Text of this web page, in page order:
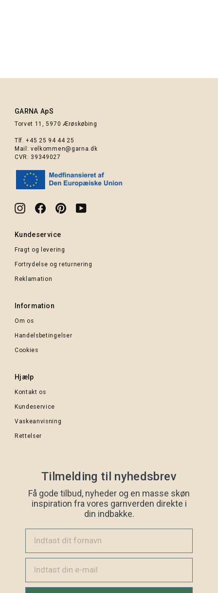
GARNA ApS
Torvet 11, 5970 Ærøskøbing
Tlf.+45 25 94 44 25
Mail:velkommen@garna.dk
CVR: 39349027
InstagramFacebookPinterestYouTube
Kundeservice
Fragt og levering
Fortrydelse og returnering
Reklamation
Information
Om os
Handelsbetingelser
Cookies
Hjælp
Kontakt os
Kundeservice
Vaskeanvisning
Rettelser
Tilmelding til nyhedsbrev
Få gode tilbud, nyheder og en masse skøn
inspiration fra vores garnverden direkte i
din indbakke.